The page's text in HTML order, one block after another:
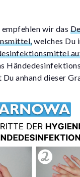
wir das
welches Du
Du anhand dieser